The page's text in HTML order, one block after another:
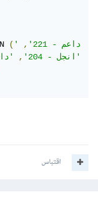
IN ( 'داعم - 221'
,
'انجل - 204'
,
اقتباس